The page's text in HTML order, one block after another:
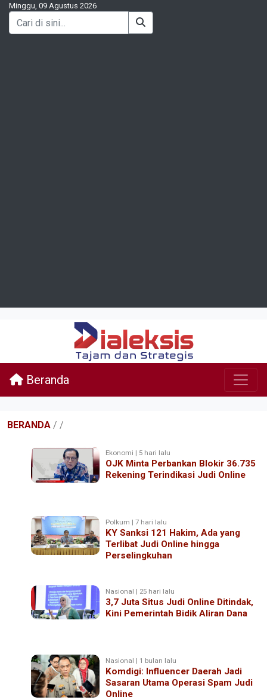
Minggu, 09 Agustus 2026
Beranda
BERANDA / /
Ekonomi | 5 hari lalu
OJK Minta Perbankan Blokir 36.735
Rekening Terindikasi Judi Online
Polkum | 7 hari lalu
KY Sanksi 121 Hakim, Ada yang
Terlibat Judi Online hingga
Perselingkuhan
Nasional | 25 hari lalu
3,7 Juta Situs Judi Online Ditindak,
Kini Pemerintah Bidik Aliran Dana
Nasional | 1 bulan lalu
Komdigi: Influencer Daerah Jadi
Sasaran Utama Operasi Spam Judi
Online